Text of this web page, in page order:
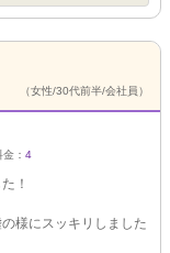
（女性/30代前半/会社員）
： 4
！
様にスッキリしました